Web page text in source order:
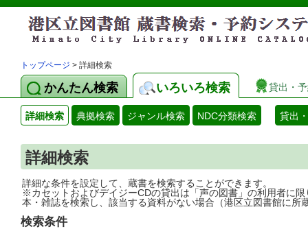
トップページ > 詳細検索
かんたん検索 いろいろ検索 貸出・
詳細検索 典拠検索 ジャンル検索 NDC分類検索 貸出
詳細検索
詳細な条件を設定して、蔵書を検索することができます。
※カセットおよびデイジーCDの貸出は「声の図書」の利用者に限
本・雑誌を検索し、該当する資料がない場合（港区立図書館に所
検索条件